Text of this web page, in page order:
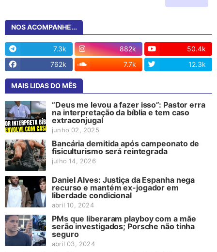
NOS ACOMPANHE...
7.3k 882k
50.4k
762k
7.7k 12.3k
MAIS LIDAS DO MÊS
“Deus me levou a fazer isso”: Pastor erra
na interpretação da bíblia e tem caso
extraconjugal
junho 02, 2025
Bancária demitida após campeonato de
fisiculturismo será reintegrada
julho 14, 2026
Daniel Alves: Justiça da Espanha nega
recurso e mantém ex-jogador em
liberdade condicional
abril 10, 2024
PMs que liberaram playboy com a mãe
serão investigados; Porsche não tinha
seguro
abril 03, 2024